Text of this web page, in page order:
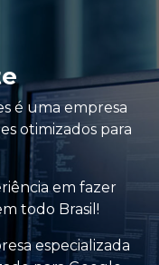
é uma empresa
otimizados para
em fazer
todo Brasil!
especializada